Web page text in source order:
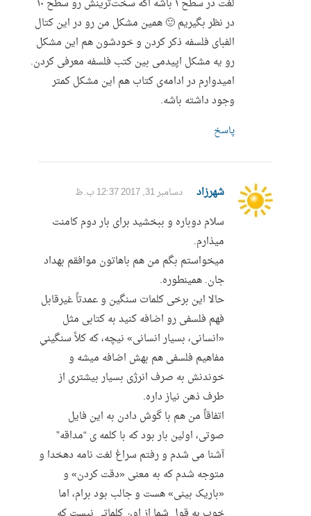
لغت در سطح ۱ باشه اگه سخت‌ترینش رو سطح ۱۰
در نظر بگیریم 🙂 همین مشکل من رو در این کتال
الفبای فلسفه ذکر کردن و خودشون هم این مشکل
رو یه مشکل اپیدمی بین کتب فلسفه معرفی کردن.
امیدوارم در ادامه‌ی کتاب هم این مشکل کمتر
وجود داشته باشه.
پاسخ
شهرزاد دسامبر 31, 2017 12:37 ب.ظ
سلام دوباره و ببخشید برای بار دوم کامنت
میذارم.
میخواستم بگم من هم باهاتون موافقم بهداد
جان. همینطوره.
حالا این برخی کلمات سنگین و عمدتاً غیرقابل
فهم فلسفی رو اضافه کنید به کتابی مثل
«انسانی، بسیار انسانی» نیچه، که کلاً سنگینیِ
مفاهیم فلسفی هم بهش اضافه میشه و
خوندنش به صرف انرژی بسیار بیشتری از
طرف ذهن نیاز داره.
اتفاقاً من هم با گوش دادن به این فایل
صوتی، اولین بار بود که با کلمه ی “مداقه”
آشنا می شدم و رفتم سراغ لغت نامه دهخدا و
متوجه شدم که به معنی «دقت کردن» و
«باریک بینی» هست و جالب بود برام، اما